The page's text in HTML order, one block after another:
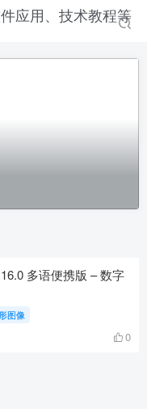
多语便携版 – 数字
图像
0